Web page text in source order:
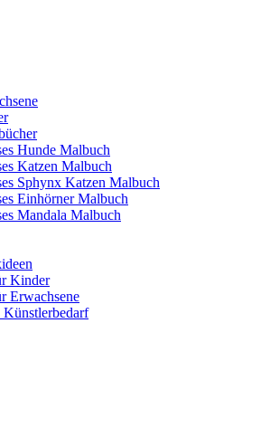
Hunde Malbuch
Katzen Malbuch
Sphynx Katzen Malbuch
Einhörner Malbuch
Mandala Malbuch
Kinder
Erwachsene
Künstlerbedarf